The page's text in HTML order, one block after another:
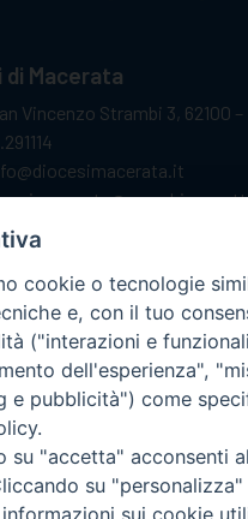
di Macerata
Vincenzo Strambi 3, 62100 –
urgenti WhatsApp:
apertura
al sabato dalle 9.30 alle 12.00.
solo su appuntamento.
cookie o tecnologie
e, con il tuo
("interazioni e
dell'esperienza",
e pubblicità") come
su "accetta" acconsenti
su